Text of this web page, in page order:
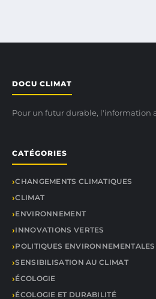
DOCU CLIMAT
Pour un futur durable,
CATÉGORIES
CHANGEMENTS CLIMATIQUES
CLIMAT
ENVIRONNEMENT
INNOVATIONS VERTES
POLITIQUES ENVIRONNEMENTALES
SENSIBILISATION AU CLIMAT
ÉCOLOGIE
ÉCOLOGIE ET DURABILITÉ